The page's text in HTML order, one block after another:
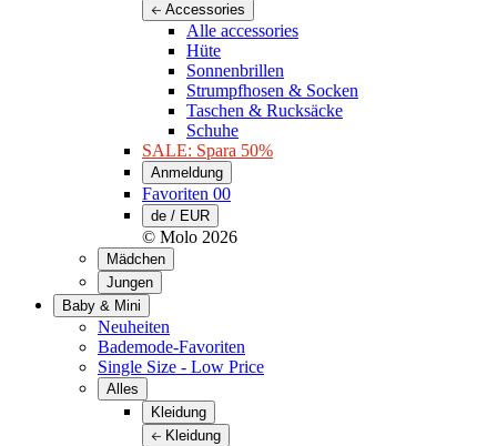
Accessories
Alle accessories
Hüte
Sonnenbrillen
Strumpfhosen & Socken
Taschen & Rucksäcke
Schuhe
SALE: Spara 50%
Anmeldung
Favoriten 00
de / EUR
© Molo 2026
Mädchen
Jungen
Baby & Mini
Neuheiten
Bademode-Favoriten
Single Size - Low Price
Alles
Kleidung
Kleidung